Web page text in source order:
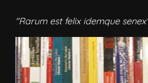
"Rarum est felix idemque